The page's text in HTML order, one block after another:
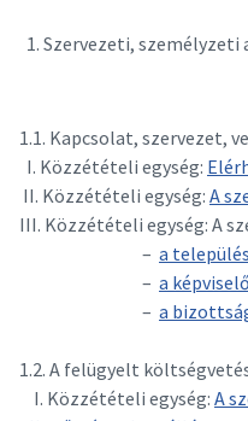
Szervezeti, személyzeti
1.1. Kapcsolat, szervezet,
I. Közzétételi egység:
II. Közzétételi egység: A
III. Közzétételi egység: A
– a
– a
– a
1.2. A felügyelt
I. Közzétételi egység: A